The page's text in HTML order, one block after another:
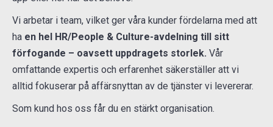
Vi arbetar i team, vilket ger våra kunder fördelarna med att
ha en hel HR/People & Culture-avdelning till sitt
förfogande – oavsett uppdragets storlek. Vår
omfattande expertis och erfarenhet säkerställer att vi
alltid fokuserar på affärsnyttan av de tjänster vi levererar.
Som kund hos oss får du en stärkt organisation.